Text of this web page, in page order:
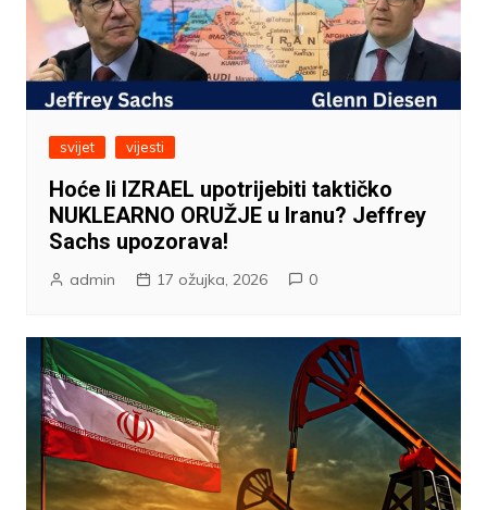
svijet vijesti
Hoće li IZRAEL upotrijebiti taktičko
NUKLEARNO ORUŽJE u Iranu? Jeffrey
Sachs upozorava!
admin 17 ožujka, 2026 0